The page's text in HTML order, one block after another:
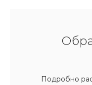
Подробно